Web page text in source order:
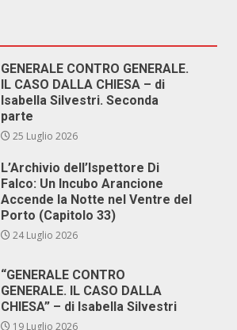
GENERALE CONTRO GENERALE.
IL CASO DALLA CHIESA – di
Isabella Silvestri. Seconda
parte
25 Luglio 2026
L’Archivio dell’Ispettore Di
Falco: Un Incubo Arancione
Accende la Notte nel Ventre del
Porto (Capitolo 33)
24 Luglio 2026
“GENERALE CONTRO
GENERALE. IL CASO DALLA
CHIESA” – di Isabella Silvestri
19 Luglio 2026